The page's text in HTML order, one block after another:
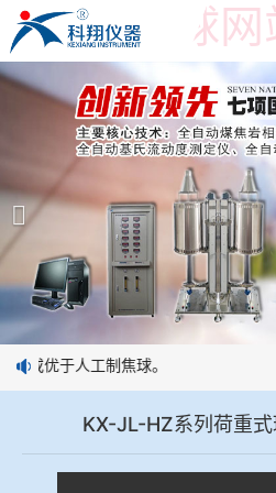
世界杯押球网
世界杯押球网站
产品展示
焦炭高温性能检测系统
焦化行业检测及优化配煤设备
球团矿/烧结矿/块矿高温冶金性能检测
烧结/球团优化配矿研究设备
高炉配吹煤检测设备
公司简介
世界杯押球网站
企业业绩
技术交流
标准下载
或优于人工制焦球。
KX-JL-HZ系列荷重